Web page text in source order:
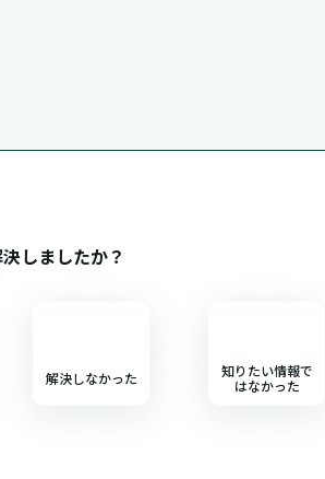
しましたか？
解決しなかった
知りたい情報で
はなかった